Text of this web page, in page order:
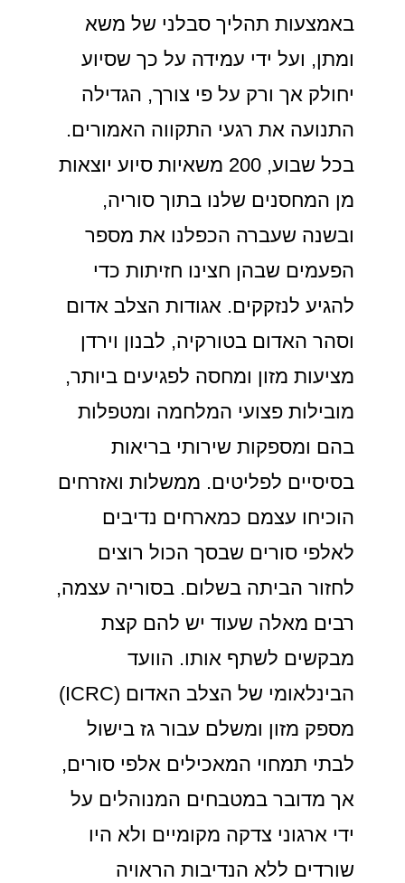
באמצעות תהליך סבלני של משא
ומתן, ועל ידי עמידה על כך שסיוע
יחולק אך ורק על פי צורך, הגדילה
התנועה את רגעי התקווה האמורים.
בכל שבוע, 200 משאיות סיוע יוצאות
מן המחסנים שלנו בתוך סוריה,
ובשנה שעברה הכפלנו את מספר
הפעמים שבהן חצינו חזיתות כדי
להגיע לנזקקים. אגודות הצלב אדום
וסהר האדום בטורקיה, לבנון וירדן
מציעות מזון ומחסה לפגיעים ביותר,
מובילות פצועי המלחמה ומטפלות
בהם ומספקות שירותי בריאות
בסיסיים לפליטים. ממשלות ואזרחים
הוכיחו עצמם כמארחים נדיבים
לאלפי סורים שבסך הכול רוצים
לחזור הביתה בשלום. בסוריה עצמה,
רבים מאלה שעוד יש להם קצת
מבקשים לשתף אותו. הוועד
הבינלאומי של הצלב האדום (ICRC)
מספק מזון ומשלם עבור גז בישול
לבתי תמחוי המאכילים אלפי סורים,
אך מדובר במטבחים המנוהלים על
ידי ארגוני צדקה מקומיים ולא היו
שורדים ללא הנדיבות הראויה